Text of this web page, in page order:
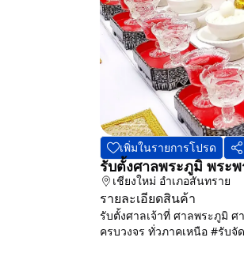
เพิ่มในรายการโปรด
รับตั้งศาลพระภูมิ พระ
เชียงใหม่ อำเภอสันทราย
รายละเอียดสินค้า
รับตั้งศาลเจ้าที่ ศาลพระภูมิ
ครบวงจร ทั่วภาคเหนือ #รับ